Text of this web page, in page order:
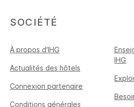
SOCIÉTÉ
À propos d'IHG
IHG
Actualités des hôtels
Connexion partenaire
Conditions générales